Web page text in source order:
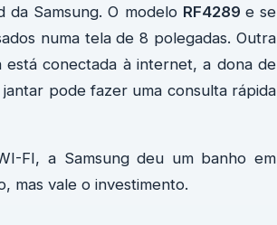
da Samsung. O modelo RF4289 e se
numa tela de 8 polegadas. Outra
está conectada à internet, a dona de
pode fazer uma consulta rápida
FI, a Samsung deu um banho em
mas vale o investimento.